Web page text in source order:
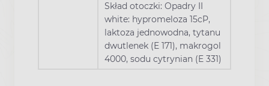
Skład otoczki: Opadry II
white: hypromeloza 15cP,
laktoza jednowodna, tytanu
dwutlenek (E 171), makrogol
4000, sodu cytrynian (E 331)